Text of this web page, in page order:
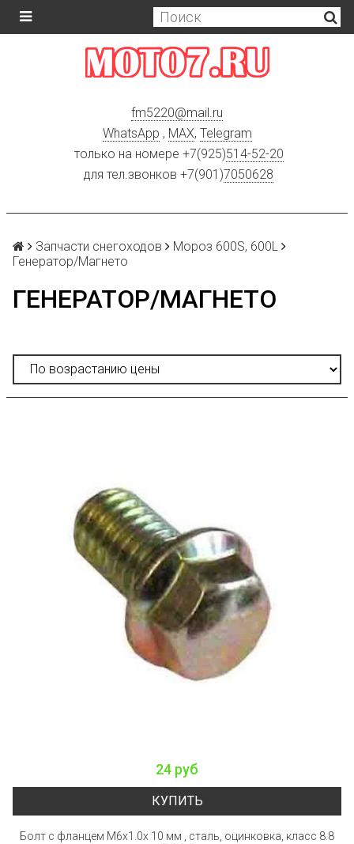
fm5220@mail.ru
WhatsApp , MAX, Telegram
только на номере +7(925)514-52-20
для тел.звонков +7(901)7050628
Запчасти снегоходов
Мороз 600S, 600L
Генератор/Магнето
ГЕНЕРАТОР/МАГНЕТО
24 руб
КУПИТЬ
Болт с фланцем M6x1.0x 10 мм , сталь, оцинковка, класс 8.8